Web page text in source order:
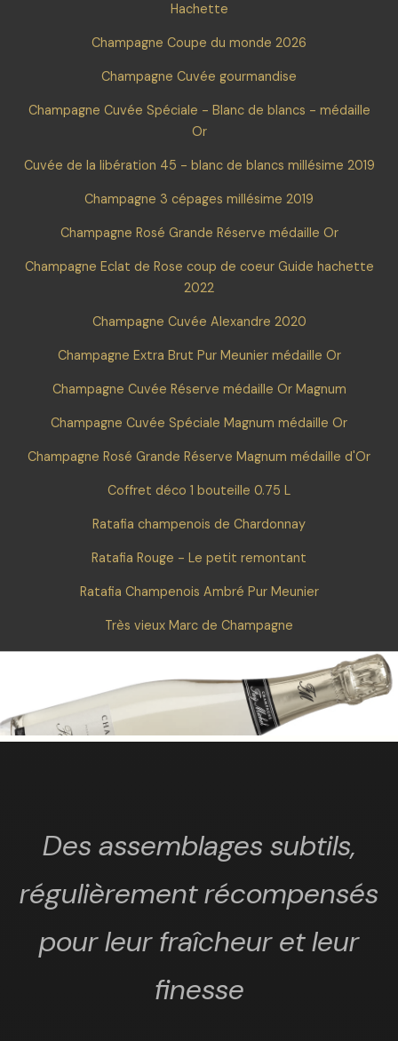
Hachette
Champagne Coupe du monde 2026
Champagne Cuvée gourmandise
Champagne Cuvée Spéciale - Blanc de blancs - médaille
Or
Cuvée de la libération 45 - blanc de blancs millésime 2019
Champagne 3 cépages millésime 2019
Champagne Rosé Grande Réserve médaille Or
Champagne Eclat de Rose coup de coeur Guide hachette
2022
Champagne Cuvée Alexandre 2020
Champagne Extra Brut Pur Meunier médaille Or
Champagne Cuvée Réserve médaille Or Magnum
Champagne Cuvée Spéciale Magnum médaille Or
Champagne Rosé Grande Réserve Magnum médaille d'Or
Coffret déco 1 bouteille 0.75 L
Ratafia champenois de Chardonnay
Ratafia Rouge - Le petit remontant
Ratafia Champenois Ambré Pur Meunier
Très vieux Marc de Champagne
Des assemblages subtils,
régulièrement récompensés
pour leur fraîcheur et leur
finesse